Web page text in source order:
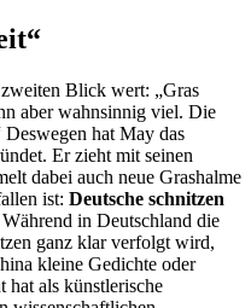
Blick wert: „Gras
aber wahnsinnig viel. Die
hat May das
Er zieht mit seinen
dabei auch neue Grashalme
ist: Deutsche schnitzen
in Deutschland die
ganz klar verfolgt wird,
kleine Gedichte oder
hat als künstlerische